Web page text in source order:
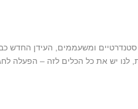
ומשעממים, העידן החדש
יש את כל הכלים לזה – הפעלה לחג